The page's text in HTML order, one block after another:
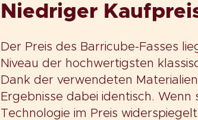
Niedriger
Der Preis des Barricube-Fasses
Niveau der hochwertigsten
Dank der verwendeten
Ergebnisse dabei identisch.
Technologie im Preis